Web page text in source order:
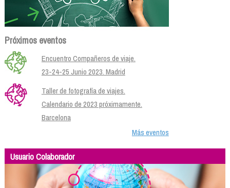
Próximos eventos
Encuentro Compañeros de viaje.
23-24-25 Junio 2023. Madrid
Taller de fotografía de viajes.
Calendario de 2023 próximamente.
Barcelona
Más eventos
Usuario Colaborador